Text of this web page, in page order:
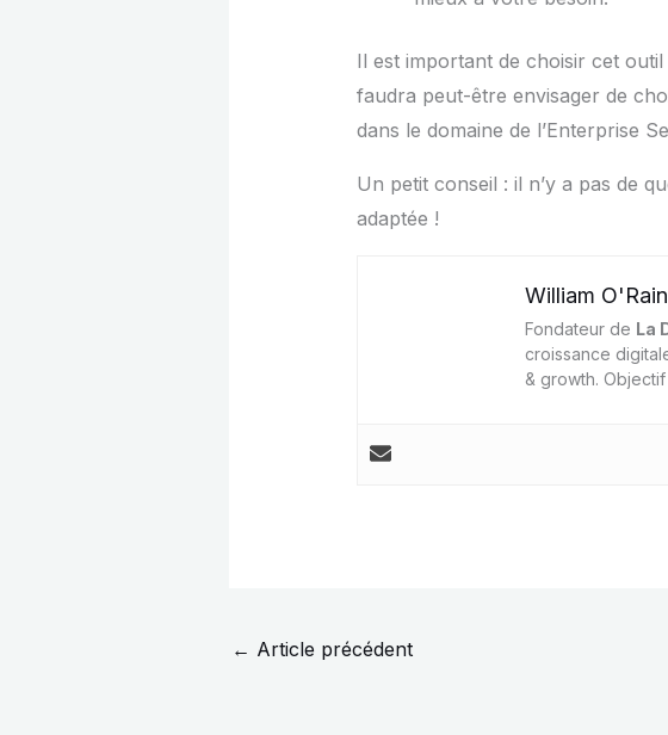
Il est important de choisir cet
faudra peut-être envisager de
dans le domaine de l’Enterprise
Un petit conseil : il n’y a pas de
adaptée !
William O'Rain
Fondateur de La
croissance
& growth.
← Article précédent